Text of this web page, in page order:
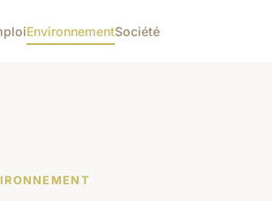
EnvironnementSociété